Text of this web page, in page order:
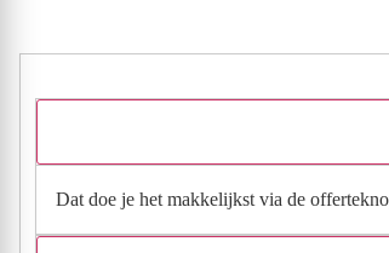
Dat doe je het makkelijkst via de